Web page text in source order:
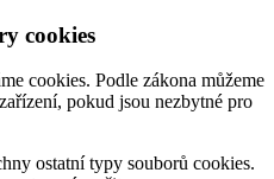
cookies
cookies. Podle zákona můžeme
pokud jsou nezbytné pro
ostatní typy souborů cookies.